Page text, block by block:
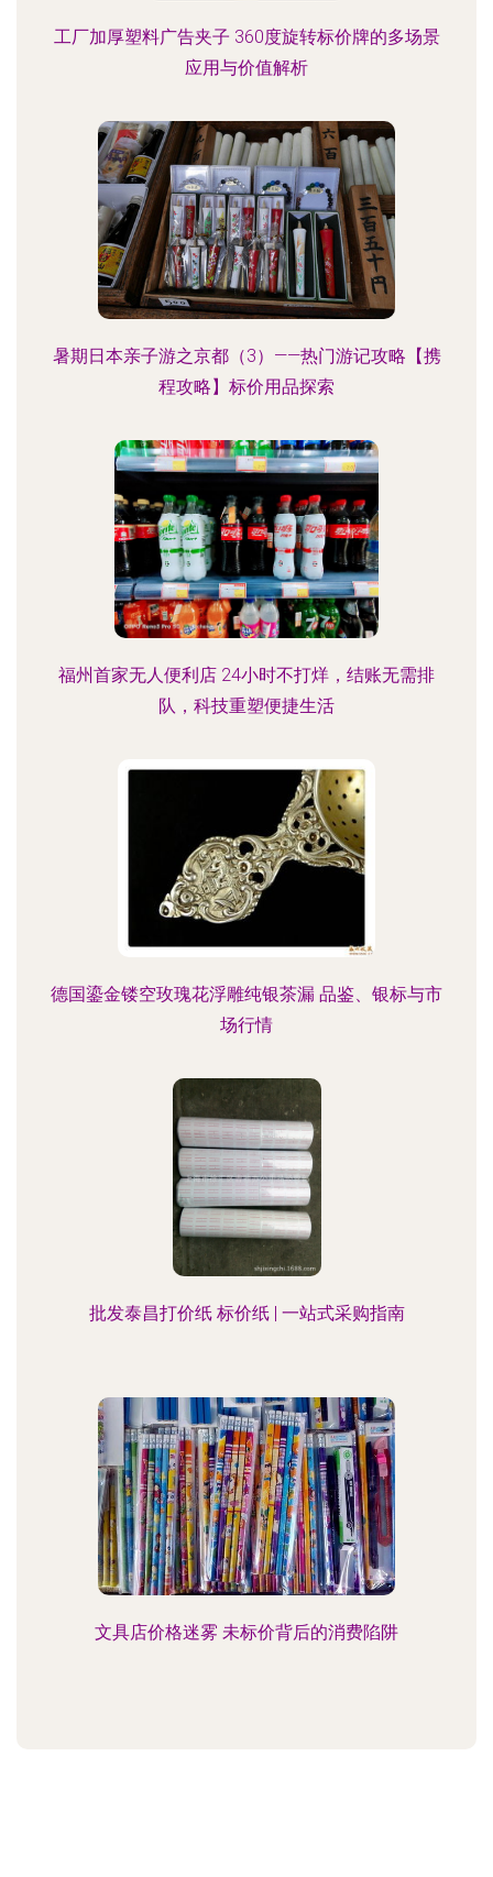
工厂加厚塑料广告夹子 360度旋转标价牌的多场景
应用与价值解析
暑期日本亲子游之京都（3）——热门游记攻略【携
程攻略】标价用品探索
福州首家无人便利店 24小时不打烊，结账无需排
队，科技重塑便捷生活
德国鎏金镂空玫瑰花浮雕纯银茶漏 品鉴、银标与市
场行情
批发泰昌打价纸 标价纸 | 一站式采购指南
文具店价格迷雾 未标价背后的消费陷阱